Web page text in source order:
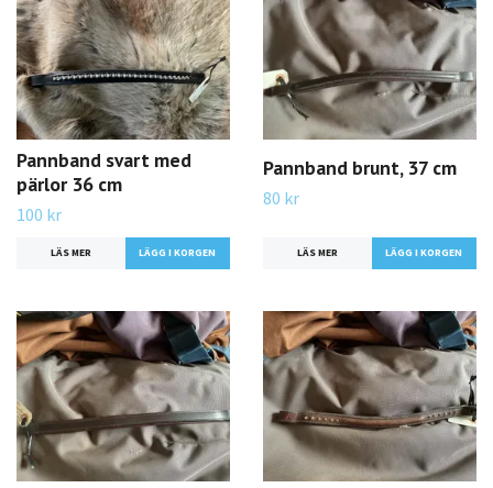
Pannband svart med
pärlor 36 cm
100 kr
LÄS MER
Pannband brunt, 37 cm
80 kr
LÄS MER